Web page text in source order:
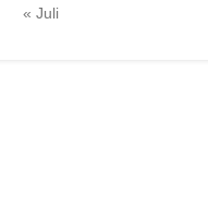
« Juli